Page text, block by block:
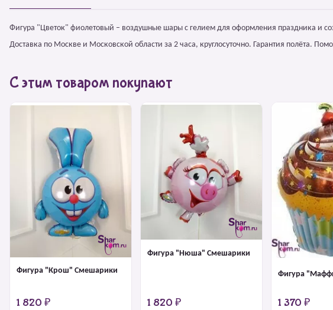
Фигура "Цветок" фиолетовый – воздушные шары с гелием для оформления праздника и
Доставка по Москве и Московской области за 2 часа, круглосуточно. Гарантия полёта.
С этим товаром покупают
Фигура "Крош" Смешарики
1 820 ₽
Фигура "Нюша" Смешарики
1 820 ₽
Фигура
1 370 ₽